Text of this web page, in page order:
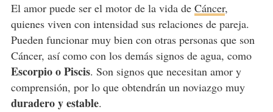
El amor puede ser el motor de la vida de Cáncer,
quienes viven con intensidad sus relaciones de pareja.
Pueden funcionar muy bien con otras personas que son
Cáncer, así como con los demás signos de agua, como
Escorpio o Piscis. Son signos que necesitan amor y
comprensión, por lo que obtendrán un noviazgo muy
duradero y estable.